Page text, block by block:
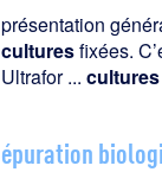
présentation
culturesfixées.
Ultrafor ... cultures
épuration